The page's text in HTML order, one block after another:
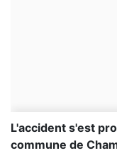
L'accident s'est
commune de